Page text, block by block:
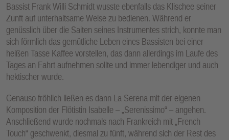
Bassist Frank Willi Schmidt wusste ebenfalls das Klischee seiner
Zunft auf unterhaltsame Weise zu bedienen. Während er
genüsslich über die Saiten seines Instrumentes strich, konnte man
sich förmlich das gemütliche Leben eines Bassisten bei einer
heißen Tasse Kaffee vorstellen, das dann allerdings im Laufe des
Tages an Fahrt aufnehmen sollte und immer lebendiger und auch
hektischer wurde.
Genauso fröhlich ließen es dann La Serena mit der eigenen
Komposition der Flötistin Isabelle – „Serenissimo“ – angehen.
Anschließend wurde nochmals nach Frankreich mit „French
Touch“ geschwenkt, diesmal zu fünft, während sich der Rest des